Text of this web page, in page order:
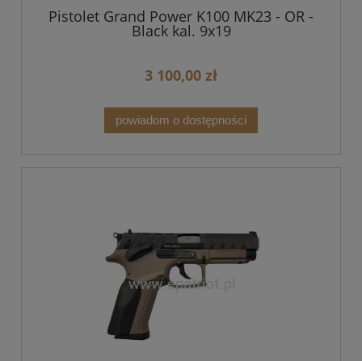
Pistolet Grand Power K100 MK23 - OR -
Black kal. 9x19
3 100,00 zł
powiadom o dostępności